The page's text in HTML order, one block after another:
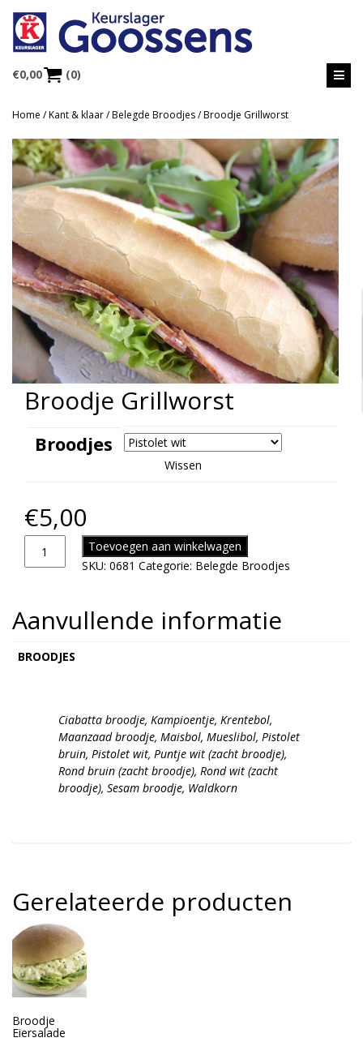
€0,00 (0)
Home /Kant & klaar/Belegde Broodjes/ Broodje Grillworst
Broodje Grillworst
Broodjes
Wissen
€5,00
Toevoegen aan winkelwagen
SKU: 0681 Categorie: Belegde Broodjes
Aanvullende informatie
BROODJES
Ciabatta broodje, Kampioentje, Krentebol,
Maanzaad broodje, Maisbol, Mueslibol, Pistolet
bruin, Pistolet wit, Puntje wit (zacht broodje),
Rond bruin (zacht broodje), Rond wit (zacht
broodje), Sesam broodje, Waldkorn
Gerelateerde producten
Broodje
Eiersalade